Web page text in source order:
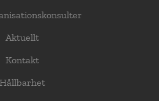
Aktuellt
Kontakt
Hållbarhet